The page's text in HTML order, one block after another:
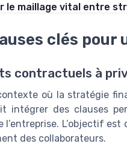
le maillage vital entre
clés
contractuels à
où la stratégie
intégrer des clauses
l’entreprise. L’objectif
des collaborateurs.